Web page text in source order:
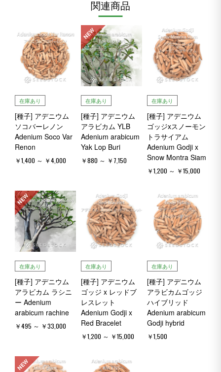
関連商品
在庫あり
[種子] アデニウム
ソコバーレノン
Adenium Soco Var
Renon
￥1,400 ～ ￥4,000
NEW
在庫あり
[種子] アデニウム
アラビカム YLB
Adenium arabicum
Yak Lop Buri
￥880 ～ ￥7,150
在庫あり
[種子] アデニウム
ゴッジxスノーモン
トラサイアム
Adenium Godji x
Snow Montra Siam
￥1,200 ～ ￥15,000
NEW
在庫あり
[種子] アデニウム
アラビカム ラシニ
ー Adenium
arabicum rachine
￥495 ～ ￥33,000
在庫あり
[種子] アデニウム
ゴッジ x レッドブ
レスレット
Adenium Godji x
Red Bracelet
￥1,200 ～ ￥15,000
在庫あり
[種子] アデニウム
アラビカムゴッジ
ハイブリッド
Adenium arabicum
Godji hybrid
￥1,500
NEW